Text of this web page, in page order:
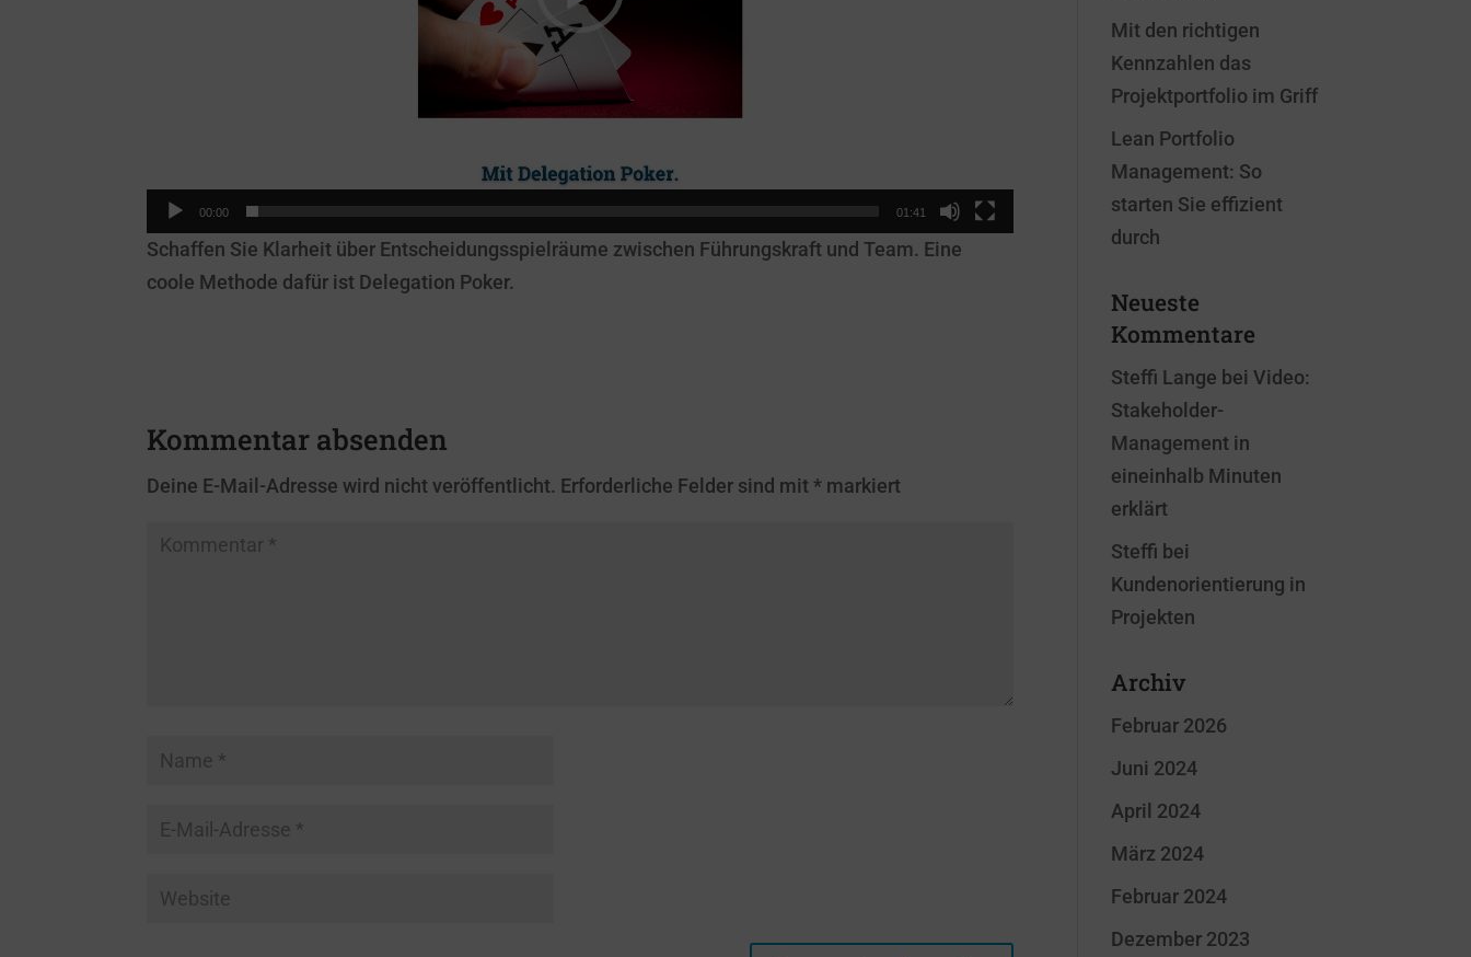
00:00 01:41
Schaffen Sie Klarheit über Entscheidungsspielräume zwischen Führungskraft und Team. Eine
coole Methode dafür ist Delegation Poker.
Kommentar absenden
Deine E-Mail-Adresse wird nicht veröffentlicht. Erforderliche Felder sind mit * markiert
Mit den richtigen
Kennzahlen das
Projektportfolio im Griff
Lean Portfolio
Management: So
starten Sie effizient
durch
Neueste
Kommentare
Steffi Lange beiVideo:
Stakeholder-
Management in
eineinhalb Minuten
erklärt
Steffi bei
Kundenorientierung in
Projekten
Archiv
Februar 2026
Juni 2024
April 2024
März 2024
Februar 2024
Dezember 2023